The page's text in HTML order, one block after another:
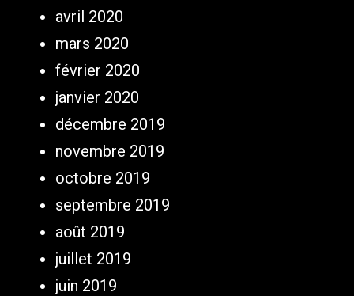
avril 2020
mars 2020
février 2020
janvier 2020
décembre 2019
novembre 2019
octobre 2019
septembre 2019
août 2019
juillet 2019
juin 2019